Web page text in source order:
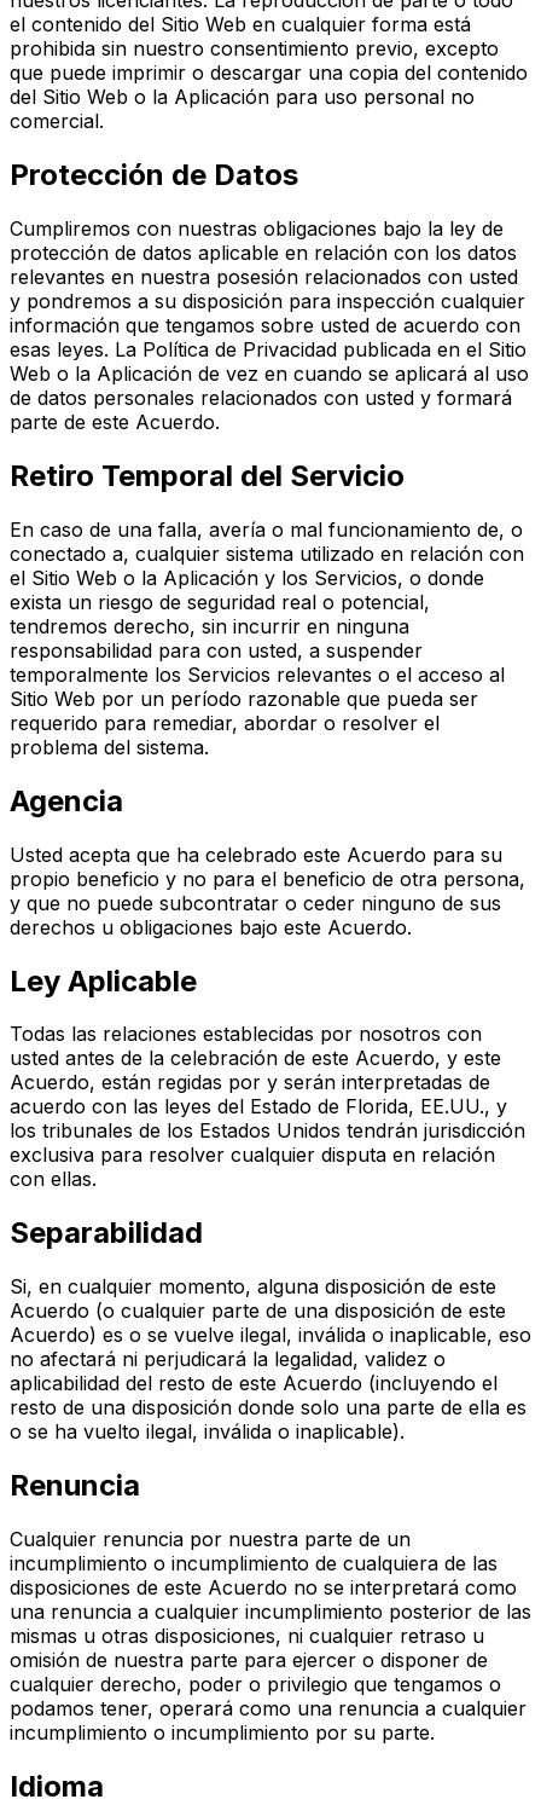
el contenido del Sitio Web en cualquier forma está
prohibida sin nuestro consentimiento previo, excepto
que puede imprimir o descargar una copia del contenido
del Sitio Web o la Aplicación para uso personal no
comercial.
Protección de Datos
Cumpliremos con nuestras obligaciones bajo la ley de
protección de datos aplicable en relación con los datos
relevantes en nuestra posesión relacionados con usted
y pondremos a su disposición para inspección cualquier
información que tengamos sobre usted de acuerdo con
esas leyes. La Política de Privacidad publicada en el Sitio
Web o la Aplicación de vez en cuando se aplicará al uso
de datos personales relacionados con usted y formará
parte de este Acuerdo.
Retiro Temporal del Servicio
En caso de una falla, avería o mal funcionamiento de, o
conectado a, cualquier sistema utilizado en relación con
el Sitio Web o la Aplicación y los Servicios, o donde
exista un riesgo de seguridad real o potencial,
tendremos derecho, sin incurrir en ninguna
responsabilidad para con usted, a suspender
temporalmente los Servicios relevantes o el acceso al
Sitio Web por un período razonable que pueda ser
requerido para remediar, abordar o resolver el
problema del sistema.
Agencia
Usted acepta que ha celebrado este Acuerdo para su
propio beneficio y no para el beneficio de otra persona,
y que no puede subcontratar o ceder ninguno de sus
derechos u obligaciones bajo este Acuerdo.
Ley Aplicable
Todas las relaciones establecidas por nosotros con
usted antes de la celebración de este Acuerdo, y este
Acuerdo, están regidas por y serán interpretadas de
acuerdo con las leyes del Estado de Florida, EE.UU., y
los tribunales de los Estados Unidos tendrán jurisdicción
exclusiva para resolver cualquier disputa en relación
con ellas.
Separabilidad
Si, en cualquier momento, alguna disposición de este
Acuerdo (o cualquier parte de una disposición de este
Acuerdo) es o se vuelve ilegal, inválida o inaplicable, eso
no afectará ni perjudicará la legalidad, validez o
aplicabilidad del resto de este Acuerdo (incluyendo el
resto de una disposición donde solo una parte de ella es
o se ha vuelto ilegal, inválida o inaplicable).
Renuncia
Cualquier renuncia por nuestra parte de un
incumplimiento o incumplimiento de cualquiera de las
disposiciones de este Acuerdo no se interpretará como
una renuncia a cualquier incumplimiento posterior de las
mismas u otras disposiciones, ni cualquier retraso u
omisión de nuestra parte para ejercer o disponer de
cualquier derecho, poder o privilegio que tengamos o
podamos tener, operará como una renuncia a cualquier
incumplimiento o incumplimiento por su parte.
Idioma